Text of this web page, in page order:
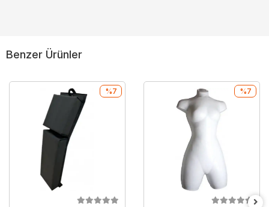
Benzer Ürünler
%7 %7